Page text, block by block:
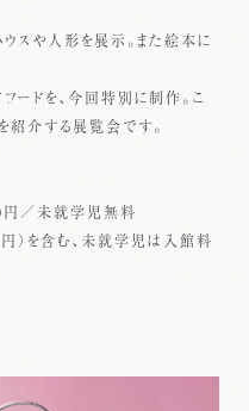
スや人形を展示。また絵本に
ードを、今回特別に制作。こ
紹介する展覧会です。
円／未就学児無料
を含む、未就学児は入館料